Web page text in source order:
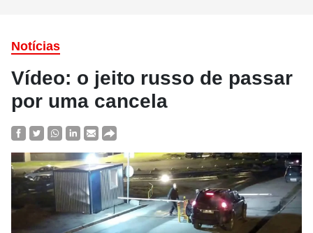
Notícias
Vídeo: o jeito russo de passar
por uma cancela